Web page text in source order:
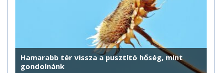
Hamarabb tér vissza a pusztító hőség, mint
gondolnánk